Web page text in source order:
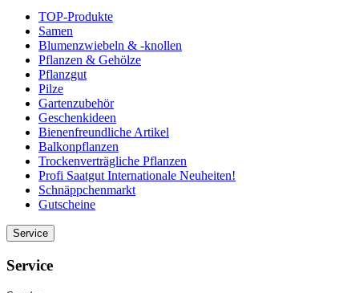
TOP-Produkte
Samen
Blumenzwiebeln & -knollen
Pflanzen & Gehölze
Pflanzgut
Pilze
Gartenzubehör
Geschenkideen
Bienenfreundliche Artikel
Balkonpflanzen
Trockenverträgliche Pflanzen
Profi Saatgut Internationale Neuheiten!
Schnäppchenmarkt
Gutscheine
Service
Service